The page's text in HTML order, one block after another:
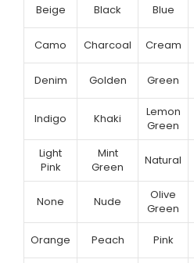
Beige Black Blue
Camo Charcoal Cream
Denim Golden Green
Indigo Khaki
Lemon
Green
Light
Pink
Mint
Green
Natural
None Nude
Olive
Green
Orange Peach Pink